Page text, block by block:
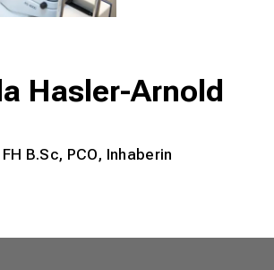
Hasler-Arnold
B.Sc, PCO, Inhaberin